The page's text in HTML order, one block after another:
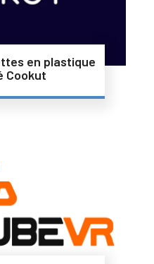
en plastique
Cookut